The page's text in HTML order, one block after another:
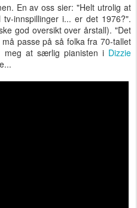
En av oss sier: "Helt utrolig at
innspillinger i... er det 1976?".
god oversikt over årstall). "Det
passe på så folka fra 70-tallet
meg at særlig pianisten i Dizzie